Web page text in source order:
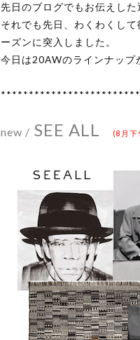
先日のブログでもお伝えし
それでも先日、わくわくし
ーズンに突入しました。
今日は20AWのラインナップ
new / SEE ALL (8月下